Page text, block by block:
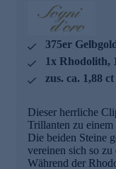
keine
Schmuckwaren
des Lieferanten
anderem
Konformität mit
sicher gleich
375er
1x Rhodolith,
zus. ca. 1,88 ct
Dieser herrliche
Trillanten zu
Die beiden Steine
vereinen sich so
Während der